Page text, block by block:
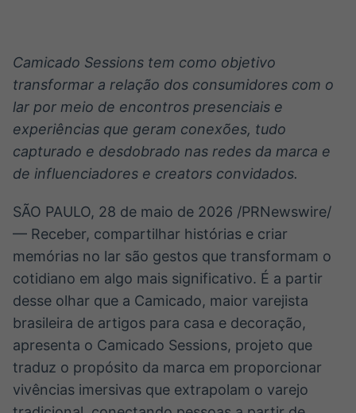
Broadcast
Ticker
Cotações e
headlines de
notícias
Broadcast
Widgets
Componentes
funcionalidades
Wallboard
dados para
displays e telas
Curadoria
conteúdos
noticiosos
Soluções de
Tecnologia
Broadcast
Radar
Monitoramento
inteligente de
conteúdos
Broadcast
Fundos
A melhor
plataforma para
de investimento
no Brasil
Camicado Sessions tem como objetivo
transformar a relação dos consumidores com o
lar por meio de encontros presenciais e
experiências que geram conexões, tudo
capturado e desdobrado nas redes da marca e
de influenciadores e creators convidados.
SÃO PAULO, 28 de maio de 2026 /PRNewswire/
— Receber, compartilhar histórias e criar
memórias no lar são gestos que transformam o
cotidiano em algo mais significativo. É a partir
desse olhar que a Camicado, maior varejista
brasileira de artigos para casa e decoração,
apresenta o Camicado Sessions, projeto que
traduz o propósito da marca em proporcionar
vivências imersivas que extrapolam o varejo